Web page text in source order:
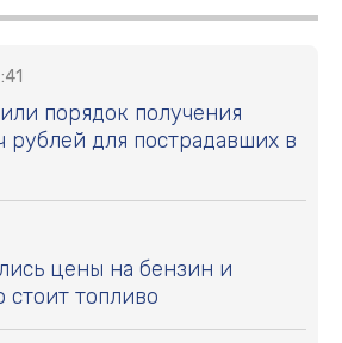
порядок получения
рублей для пострадавших в
цены на бензин и
стоит топливо